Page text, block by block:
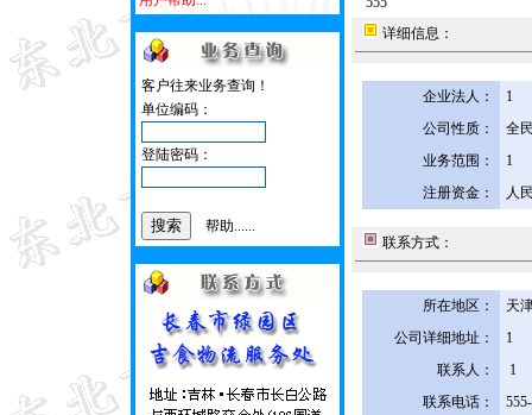
客户往来业务查询！
单位编码：
登陆密码：
帮助......
详细信息：
企业法人：
1
公司性质：
全
业务范围：
1
注册资金：
人
联系方式：
所在地区：
天
公司详细地址：
1
联系人：
1
联系电话：